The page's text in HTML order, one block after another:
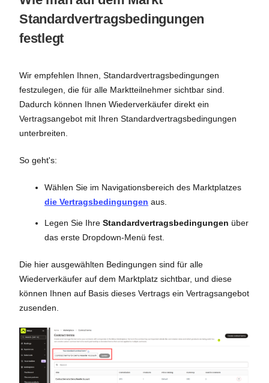
Standardvertragsbedingungen
festlegt
Wir empfehlen Ihnen, Standardvertragsbedingungen
festzulegen, die für alle Marktteilnehmer sichtbar sind.
Dadurch können Ihnen Wiederverkäufer direkt ein
Vertragsangebot mit Ihren Standardvertragsbedingungen
unterbreiten.
So geht's:
Wählen Sie im Navigationsbereich des Marktplatzes
die Vertragsbedingungen aus.
Legen Sie Ihre Standardvertragsbedingungen über
das erste Dropdown-Menü fest.
Die hier ausgewählten Bedingungen sind für alle
Wiederverkäufer auf dem Marktplatz sichtbar, und diese
können Ihnen auf Basis dieses Vertrags ein Vertragsangebot
zusenden.